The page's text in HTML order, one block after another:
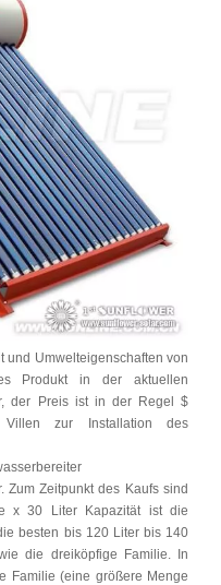
und Umwelteigenschaften von
Produkt in der aktuellen
der Preis ist in der Regel $
zur Installation des
Zum Zeitpunkt des Kaufs sind
x 30 Liter Kapazität ist die
besten bis 120 Liter bis 140
die dreiköpfige Familie. In
Familie (eine größere Menge